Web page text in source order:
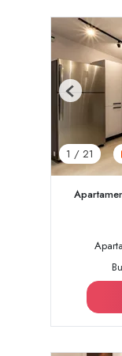
1 / 21
Previous